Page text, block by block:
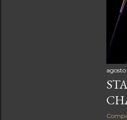
agosto